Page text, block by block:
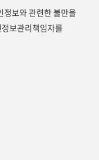
정보와 관련한 불만을
보관리책임자를